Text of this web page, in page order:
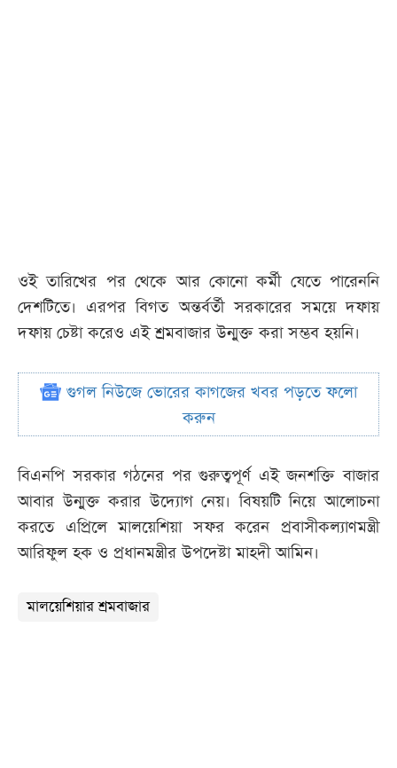
ওই তারিখের পর থেকে আর কোনো কর্মী যেতে পারেননি
দেশটিতে। এরপর বিগত অন্তর্বর্তী সরকারের সময়ে দফায়
দফায় চেষ্টা করেও এই শ্রমবাজার উন্মুক্ত করা সম্ভব হয়নি।
গুগল নিউজে ভোরের কাগজের খবর পড়তে ফলো
করুন
বিএনপি সরকার গঠনের পর গুরুত্বপূর্ণ এই জনশক্তি বাজার
আবার উন্মুক্ত করার উদ্যোগ নেয়। বিষয়টি নিয়ে আলোচনা
করতে এ‌প্রিলে মালয়েশিয়া সফর ক‌রেন প্রবাসীকল্যাণমন্ত্রী
আরিফুল হক ও প্রধানমন্ত্রীর উপদেষ্টা মাহদী আমিন।
মালয়েশিয়ার শ্রমবাজার